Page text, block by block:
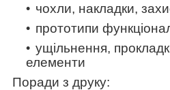
чохли, накладки,
прототипи
ущільнення,
елементи
Поради з друку: